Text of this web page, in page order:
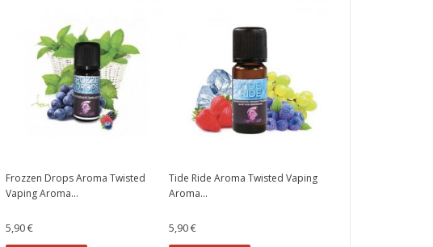
Frozzen Drops Aroma Twisted
Vaping Aroma...
5,90 €
Tide Ride Aroma Twisted Vaping
Aroma...
5,90 €